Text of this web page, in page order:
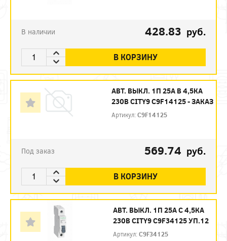
В наличии 428.83 руб.
В КОРЗИНУ
АВТ. ВЫКЛ. 1П 25А B 4,5КА
230В CITY9 C9F14125 - ЗАКАЗ
Артикул:C9F14125
Под заказ 569.74 руб.
В КОРЗИНУ
АВТ. ВЫКЛ. 1П 25А С 4,5КА
230В CITY9 C9F34125 УП.12
Артикул:C9F34125